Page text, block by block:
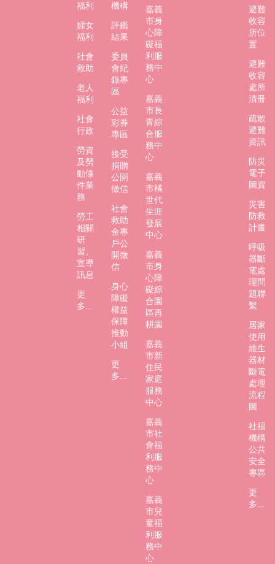
福利
婦女
福利
社會
救助
老人
福利
社會
行政
勞資
及勞
動條
件業
務
勞工
相關
研
習、
宣導
訊息
更
多...
機構
評鑑
結果
委員
會紀
錄專
區
公益
彩券
專區
接受
捐贈
公開
徵信
社會
救助
金專
戶公
開徵
信
身心
障礙
權益
保障
推動
小組
更
多...
嘉義
市身
心障
礙福
利服
務中
心
嘉義
市長
青綜
合服
務中
心
嘉義
市橘
世代
生涯
發展
中心
嘉義
市身
心障
礙綜
合園
區再
耕園
嘉義
市新
住民
家庭
服務
中心
嘉義
市社
會福
利服
務中
心
嘉義
市兒
童福
利服
務中
心
避難
收容
所位
置
避難
收容
處所
清冊
疏散
避難
資訊
防災
電子
圖資
災害
防救
計畫
呼吸
器斷
電處
理問
題聯
繫
居家
使用
維生
器材
斷電
處理
流程
圖
社福
機構
公共
安全
專區
更
多...